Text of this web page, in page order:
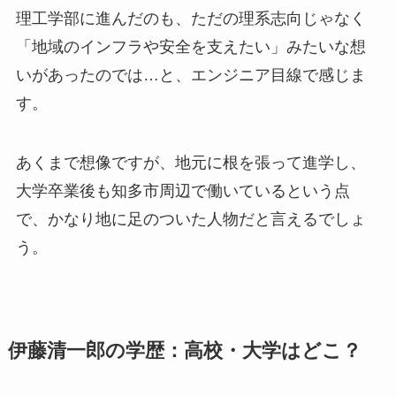
理工学部に進んだのも、ただの理系志向じゃなく
「地域のインフラや安全を支えたい」みたいな想
いがあったのでは…と、エンジニア目線で感じま
す。
あくまで想像ですが、地元に根を張って進学し、
大学卒業後も知多市周辺で働いているという点
で、かなり地に足のついた人物だと言えるでしょ
う。
伊藤清一郎の学歴：高校・大学はどこ？